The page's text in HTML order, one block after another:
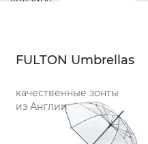
FULTON Umbrellas
качественные зонты
из Англии